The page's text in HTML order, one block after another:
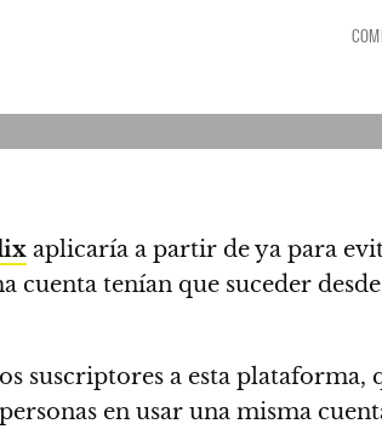
aplicaría a partir de ya para
cuenta tenían que suceder
suscriptores a esta plataforma,
en usar una misma